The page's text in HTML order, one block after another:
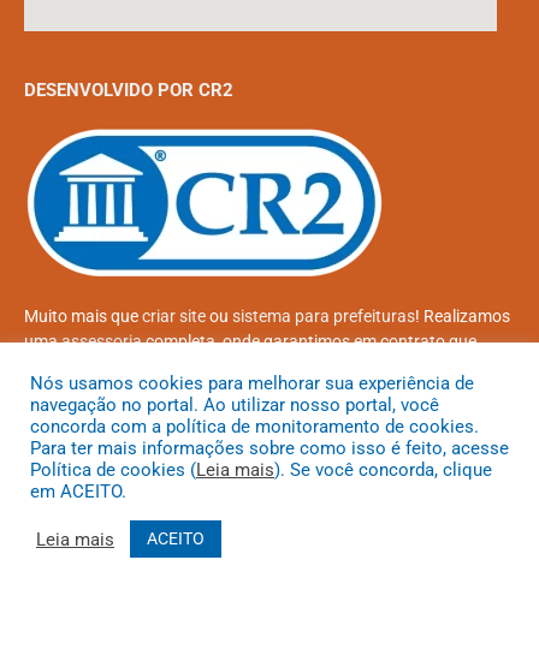
DESENVOLVIDO POR CR2
Muito mais quecriar siteou sistema para prefeituras! Realizamos
umaassessoriacompleta, onde garantimos em contrato que
atendidas.
Conheça oPNTPe oRadar da Transparência Pública
Todos os direitos reservados a Prefeitura Municipal de Coroatá
Nós usamos cookies para melhorar sua experiência de
navegação no portal. Ao utilizar nosso portal, você
concorda com a política de monitoramento de cookies.
Para ter mais informações sobre como isso é feito, acesse
Política de cookies (Leia mais). Se você concorda, clique
em ACEITO.
Leia mais ACEITO